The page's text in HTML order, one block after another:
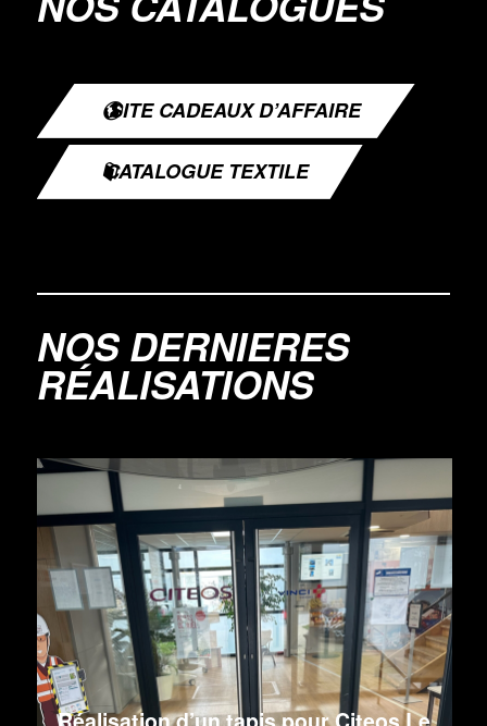
SITE CADEAUX D’AFFAIRE
CATALOGUE TEXTILE
NOS DERNIERES
RÉALISATIONS